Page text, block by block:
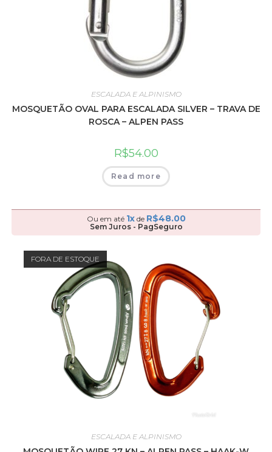
ESCALADA E ALPINISMO
MOSQUETÃO OVAL PARA ESCALADA SILVER – TRAVA DE
ROSCA – ALPEN PASS
R$54.00
Read more
Ou em até 1xde R$48.00
Sem Juros - PagSeguro
FORA DE ESTOQUE
ESCALADA E ALPINISMO